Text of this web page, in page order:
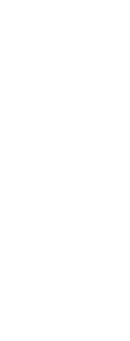
产线（适合大批量）
）